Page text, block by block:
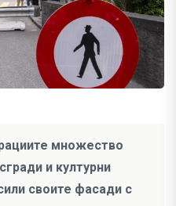
множество
и културни
своите фасади с